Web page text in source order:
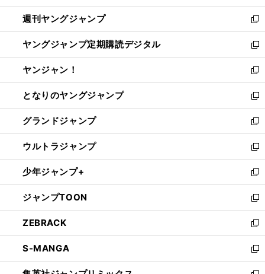
開
く
ウ
で
開
く
ン
ド
ウ
で
開
く
ウ
ィ
ン
ド
ウ
で
開
く
週刊ヤングジャンプ
新
し
い
ウ
ィ
ン
ド
ウ
で
開
く
ヤングジャンプ定期購読デジタル
新
し
い
ウ
ィ
ン
ド
ウ
で
開
く
ヤンジャン！
新
し
い
ウ
ィ
ン
ド
ウ
で
開
く
となりのヤングジャンプ
新
し
い
ウ
ィ
ン
ド
ウ
で
開
く
グランドジャンプ
新
し
い
ウ
ィ
ン
ド
ウ
で
開
く
ウルトラジャンプ
新
し
い
ウ
ィ
ン
ド
ウ
で
開
少年ジャンプ+
新
し
い
ウ
ィ
ン
ド
ウ
ジャンプTOON
新
し
い
ウ
ィ
ン
ZEBRACK
新
し
い
ウ
S-MANGA
新
し